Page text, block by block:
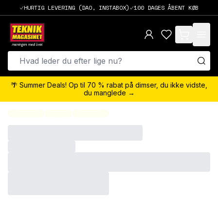
HURTIG LEVERING (DAO, INSTABOX) 100 DAGES ÅBENT KØB
items in cart,
🌴 Summer Deals! Op til 70 % rabat på dimser, du ikke vidste,
du manglede →